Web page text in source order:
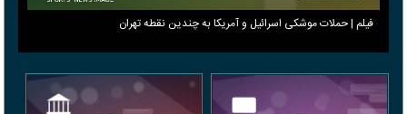
فیلم | حملات موشکی اسرائیل و آمریکا به چندین نقطه تهران